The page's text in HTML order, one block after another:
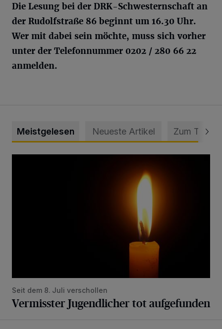
Die Lesung bei der DRK-Schwesternschaft an
der Rudolfstraße 86 beginnt um 16.30 Uhr.
Wer mit dabei sein möchte, muss sich vorher
unter der Telefonnummer 0202 / 280 66 22
anmelden.
Meistgelesen Neueste Artikel Zum Thema
Seit dem 8. Juli verschollen
Vermisster Jugendlicher tot aufgefunden